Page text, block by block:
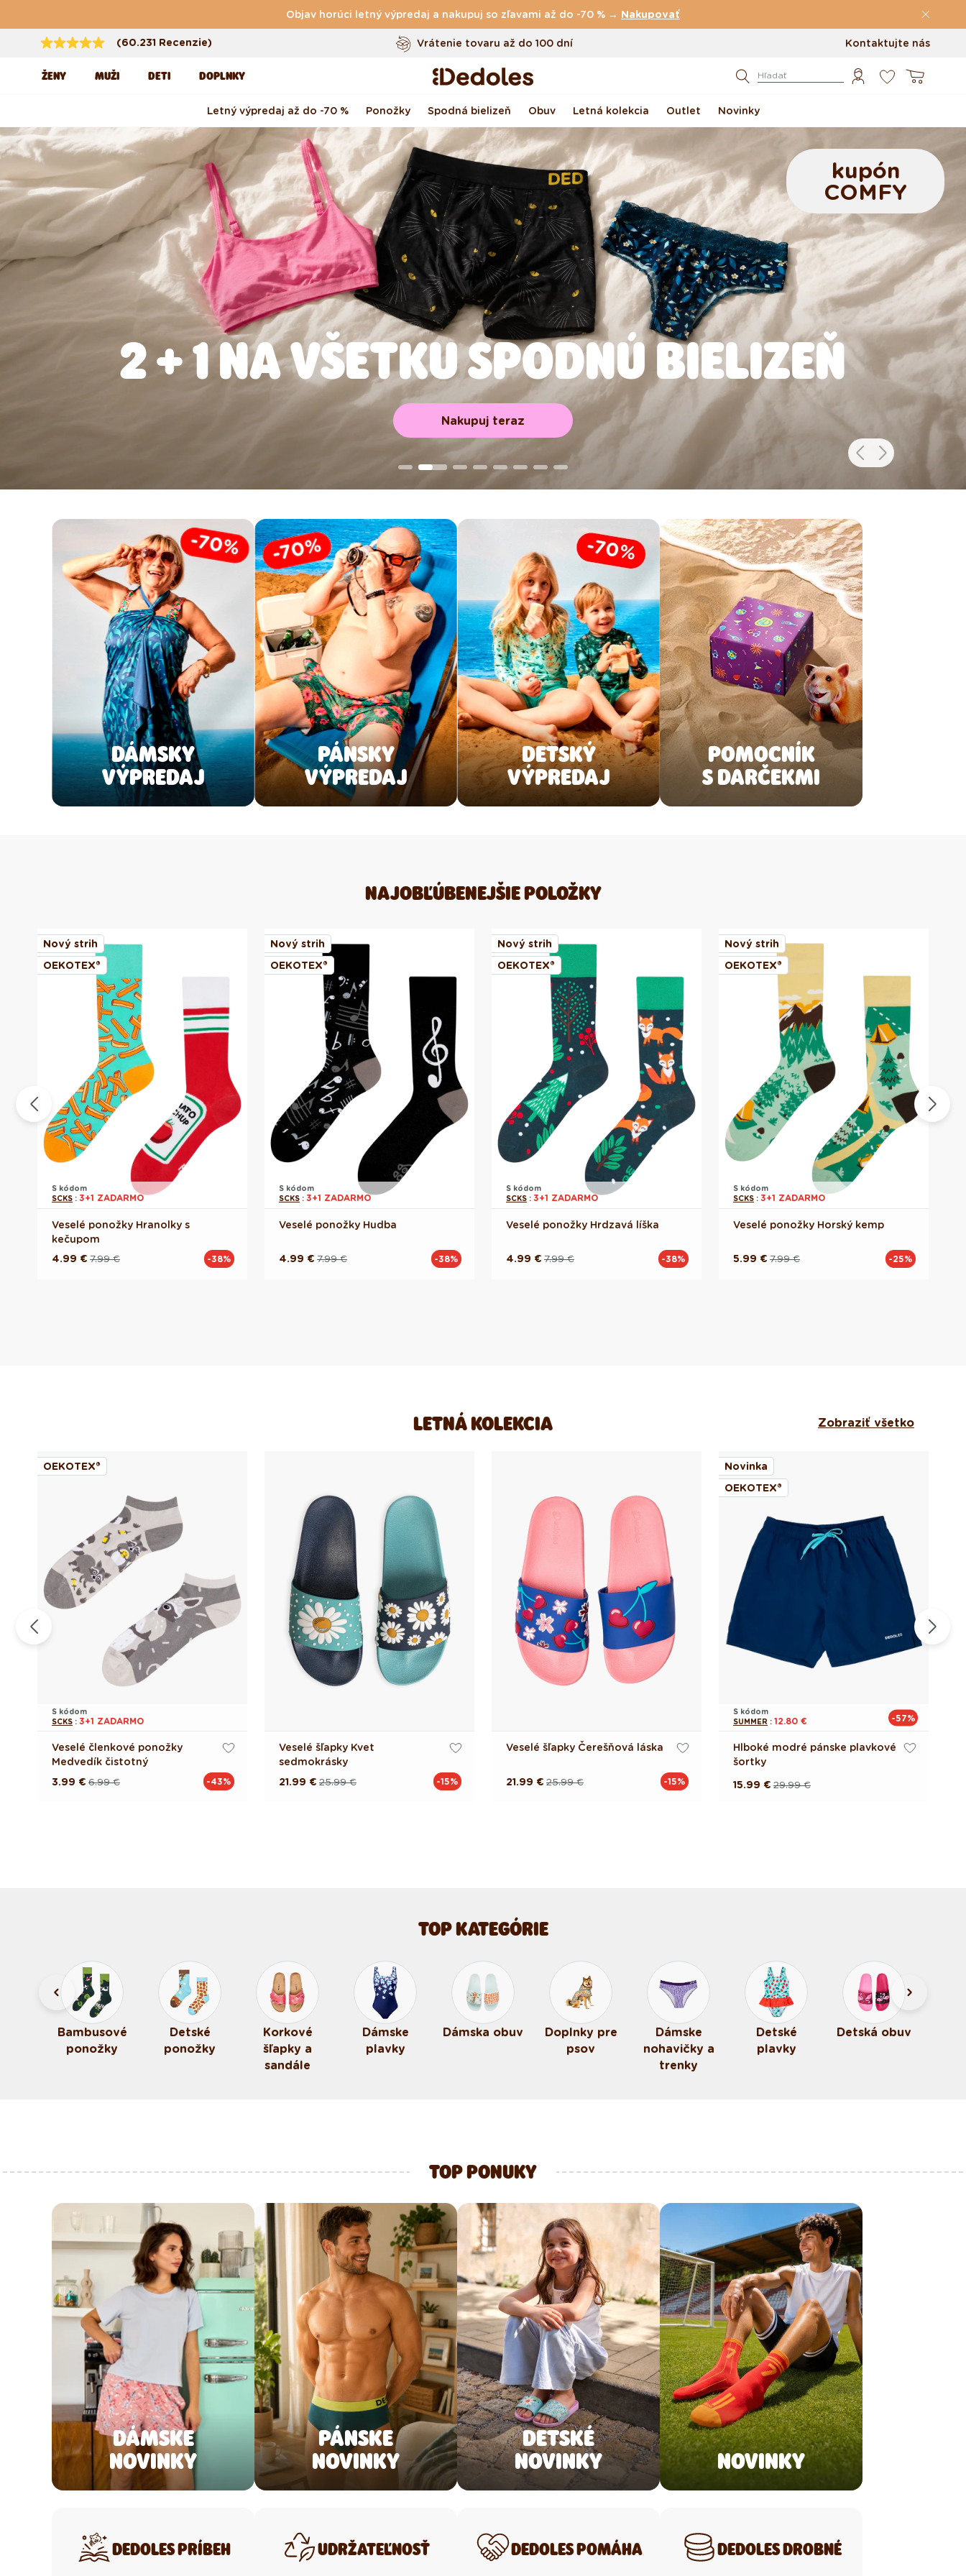
Objav horúci letný výpredaj a nakupuj so zľavami až do -70 % → Nakupovať
(60.231 Recenzie)
Vrátenie tovaru až do 100 dní
Originálny dizajn navrhnutý u nás
Rýchle odoslanie do <48 hod
Kontaktujte nás
ŽENY MUŽI DETI DOPLNKY Hľadať Košík
Letný výpredaj až do -70 % Ponožky Spodná bielizeň Obuv Letná kolekcia Outlet Novinky
2 + 1 NA VŠETKU SPODNÚ BIELIZEŇ
Nakupuj teraz
kupón
COMFY
DÁMSKY
VÝPREDAJ
PÁNSKY
VÝPREDAJ
DETSKÝ
VÝPREDAJ
POMOCNÍK
S DARČEKMI
NAJOBĽÚBENEJŠIE POLOŽKY
Nový strih
OEKOTEX®
S kódom
SCKS : 3+1 ZADARMO
Veselé ponožky Hranolky s
kečupom
Pôvodná7.99 €
Akciová
4.99 € -38%
Nový strih
OEKOTEX®
S kódom
SCKS : 3+1 ZADARMO
Veselé ponožky Hudba
Pôvodná7.99 €
Akciová
4.99 € -38%
Nový strih
OEKOTEX®
S kódom
SCKS : 3+1 ZADARMO
Veselé ponožky Hrdzavá líška
Pôvodná7.99 €
Akciová
4.99 € -38%
Nový strih
OEKOTEX®
S kódom
SCKS : 3+1 ZADARMO
Veselé ponožky Horský kemp
Pôvodná7.99 €
Akciová
5.99 € -25%
LETNÁ KOLEKCIA Zobraziť všetko
OEKOTEX®
S kódom
SCKS: 3+1 ZADARMO
Veselé členkové ponožky
Medvedík čistotný
Pôvodná6.99 €
Akciová
3.99 € -43%
Veselé šľapky Kvet
sedmokrásky
Pôvodná25.99 €
Akciová
21.99 € -15%
Veselé šľapky Čerešňová láska
Pôvodná25.99 €
Akciová
21.99 € -15%
Novinka
OEKOTEX®
S kódom
SUMMER : 12.80 € -57%
Hlboké modré pánske plavkové
šortky
Pôvodná29.99 €
Akciová
15.99 €
TOP KATEGÓRIE
Bambusové
ponožky
Detské
ponožky
Korkové
šľapky a
sandále
Dámske
plavky
Dámska obuv
Doplnky pre
psov
Dámske
nohavičky a
trenky
Detské
plavky
Detská obuv
TOP PONUKY
DÁMSKE
NOVINKY
PÁNSKE
NOVINKY
DETSKÉ
NOVINKY
NOVINKY
DEDOLES PRÍBEH UDRŽATEĽNOSŤ DEDOLES POMÁHA DEDOLES DROBNÉ